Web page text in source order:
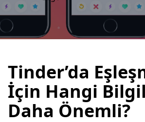
Tinder’da
İçin Hangi
Daha Önemli?